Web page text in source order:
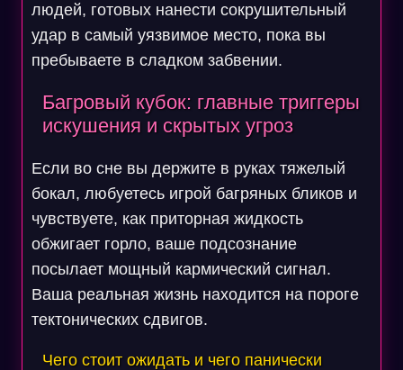
людей, готовых нанести сокрушительный
удар в самый уязвимое место, пока вы
пребываете в сладком забвении.
Багровый кубок: главные триггеры
искушения и скрытых угроз
Если во сне вы держите в руках тяжелый
бокал, любуетесь игрой багряных бликов и
чувствуете, как приторная жидкость
обжигает горло, ваше подсознание
посылает мощный кармический сигнал.
Ваша реальная жизнь находится на пороге
тектонических сдвигов.
Чего стоит ожидать и чего панически